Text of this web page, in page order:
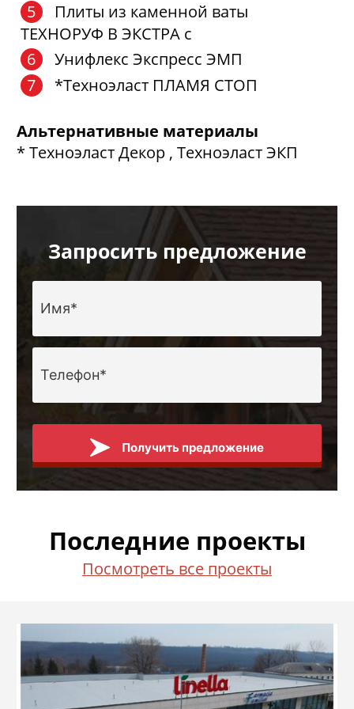
Плиты из каменной ваты
ТЕХНОРУФ В ЭКСТРА с
Унифлекс Экспресс ЭМП
*Техноэласт ПЛАМЯ СТОП
Альтернативные материалы
* Техноэласт Декор , Техноэласт ЭКП
Запросить предложение
Получить предложение
Последние проекты
Посмотреть все проекты